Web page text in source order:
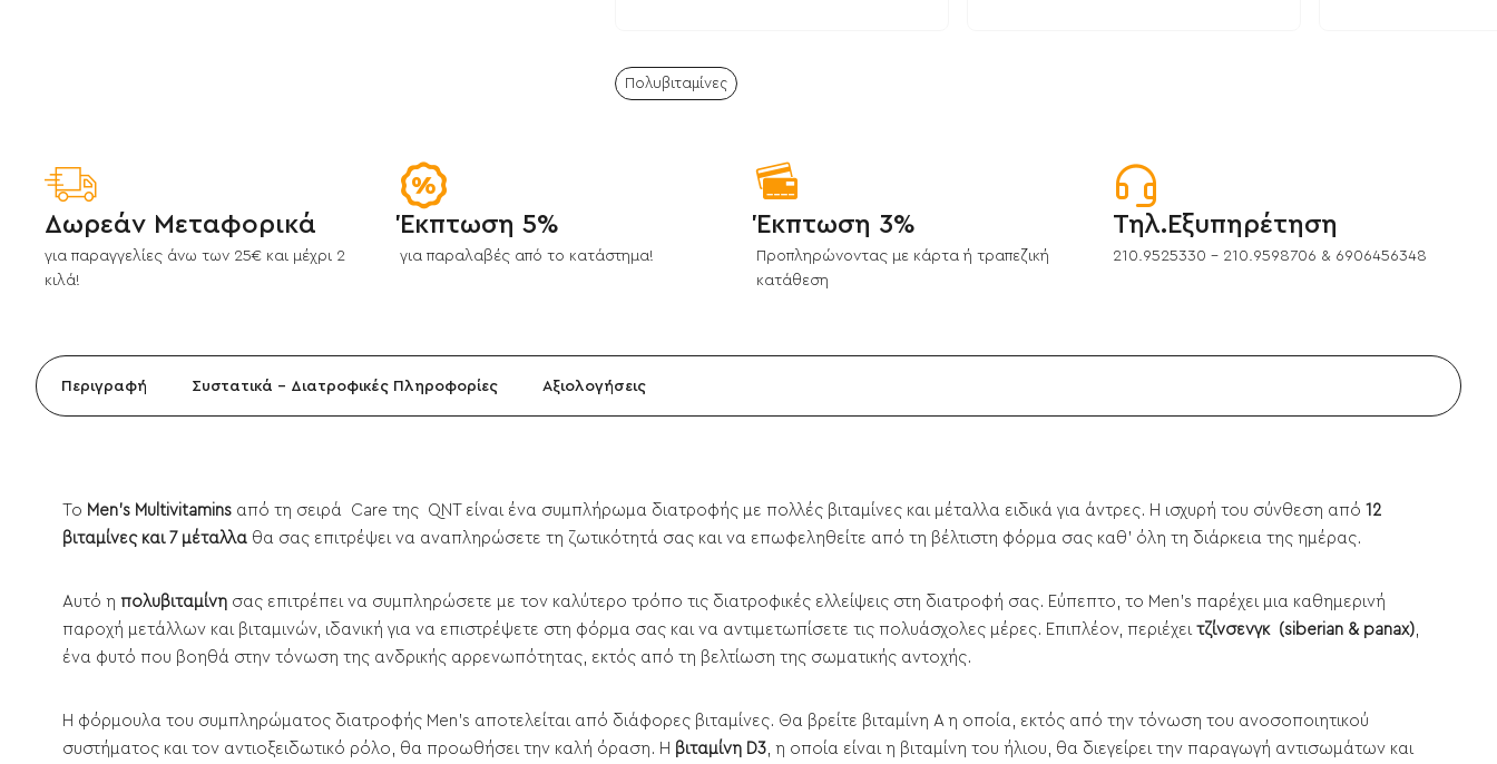
Πολυβιταμίνες
Δωρεάν Μεταφορικά
για παραγγελίες άνω των 25€ και μέχρι 2
κιλά!
Έκπτωση 5%
για παραλαβές από το κατάστημα!
Έκπτωση 3%
Προπληρώνοντας με κάρτα ή τραπεζική
κατάθεση
Τηλ.Εξυπηρέτηση
210.9525330 - 210.9598706 & 6906456348
Περιγραφή Συστατικά - Διατροφικές Πληροφορίες Αξιολογήσεις
Το Men's Multivitamins από τη σειρά Care της QNT είναι ένα συμπλήρωμα διατροφής με πολλές βιταμίνες και μέταλλα ειδικά για άντρες. Η ισχυρή του σύνθεση από 12
βιταμίνες και 7 μέταλλα θα σας επιτρέψει να αναπληρώσετε τη ζωτικότητά σας και να επωφεληθείτε από τη βέλτιστη φόρμα σας καθ' όλη τη διάρκεια της ημέρας.
Αυτό η πολυβιταμίνη σας επιτρέπει να συμπληρώσετε με τον καλύτερο τρόπο τις διατροφικές ελλείψεις στη διατροφή σας. Εύπεπτο, το Men's παρέχει μια καθημερινή
παροχή μετάλλων και βιταμινών, ιδανική για να επιστρέψετε στη φόρμα σας και να αντιμετωπίσετε τις πολυάσχολες μέρες. Επιπλέον, περιέχει τζίνσενγκ (siberian & panax)
ένα φυτό που βοηθά στην τόνωση της ανδρικής αρρενωπότητας, εκτός από τη βελτίωση της σωματικής αντοχής.
Η φόρμουλα του συμπληρώματος διατροφής Men's αποτελείται από διάφορες βιταμίνες. Θα βρείτε βιταμίνη Α η οποία, εκτός από την τόνωση του ανοσοποιητικού
συστήματος και τον αντιοξειδωτικό ρόλο, θα προωθήσει την καλή όραση. Η βιταμίνη D3 , η οποία είναι η βιταμίνη του ήλιου, θα διεγείρει την παραγωγή αντισωμάτων και